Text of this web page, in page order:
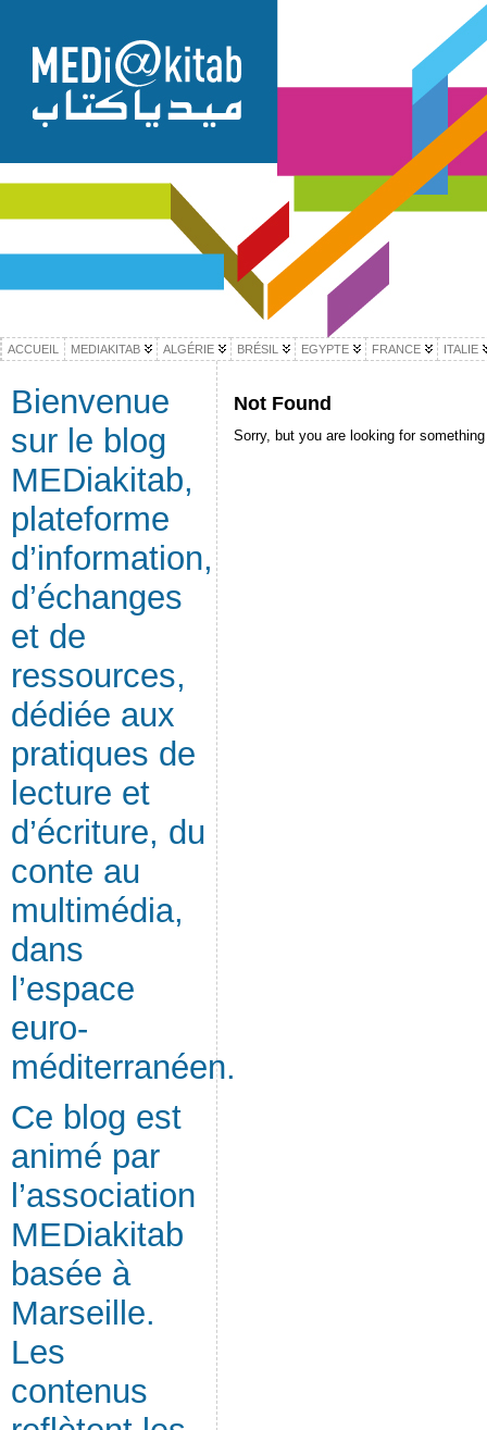
ACCUEIL MEDIAKITAB ALGÉRIE BRÉSIL EGYPTE FRANCE ITALIE
Bienvenue
sur le blog
MEDiakitab,
plateforme
d’information,
d’échanges
et de
ressources,
dédiée aux
pratiques de
lecture et
d’écriture, du
conte au
multimédia,
dans
l’espace
euro-
méditerranéen.
Ce blog est
animé par
l’association
MEDiakitab
basée à
Marseille.
Les
contenus
Not Found
Sorry, but you are looking for